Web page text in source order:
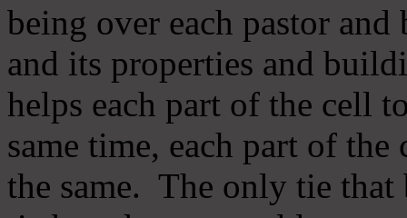
being over each pastor
and its properties and
helps each part of the cell
same time, each part of
the same. The only tie that